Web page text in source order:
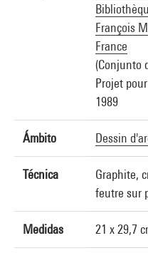
François
France
(Conjunto
Projet
1989
Ámbito Dessin
Técnica
Graphite,
feutre sur
Medidas 21 x 29,7